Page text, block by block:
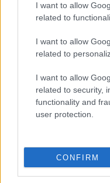
I want to allow
related to
I want to allow
related to
I want to allow
related to security,
functionality and
user protection.
CONFIRM
Τα σχολιά σας
ΕΘΝΟΣ θα παρεμβαίνει